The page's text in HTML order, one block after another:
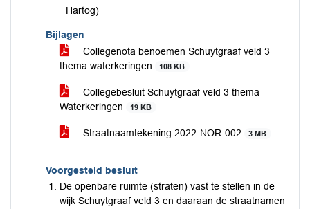
Hartog)
Bijlagen
Collegenota benoemen Schuytgraaf veld 3
thema waterkeringen
108 KB
Collegebesluit Schuytgraaf veld 3 thema
Waterkeringen
19 KB
Straatnaamtekening 2022-NOR-002 3 MB
Voorgesteld besluit
De openbare ruimte (straten) vast te stellen in de
wijk Schuytgraaf veld 3 en daaraan de straatnamen